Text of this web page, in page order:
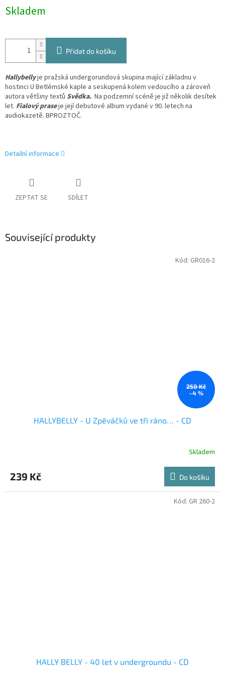
cena:
Skladem
Přidat do košíku
Hallybellyje pražská undergorundová skupina mající základnu v
hostinci U Betlémské kaple a seskupená kolem vedoucího a zároveň
autora většiny textů Svědka. Na podzemní scéně je již několik desítek
let. Fialový praseje její debutové album vydané v 90. letech na
audiokazetě. BPROZTOČ.
Detailní informace
ZEPTAT SE SDÍLET
Související produkty
250 Kč
–4 %
HALLYBELLY - U Zpěváčků ve tři ráno… - CD
Skladem
239 Kč Do košíku
Kód: GR016-2
HALLY BELLY - 40 let v undergroundu - CD
Kód: GR 260-2